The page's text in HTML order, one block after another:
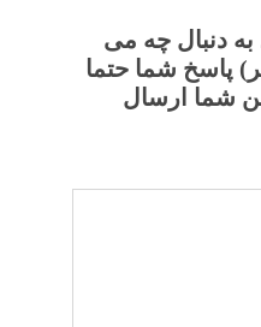
به دنبال چه می
پاسخ شما حتما
شما ارسال